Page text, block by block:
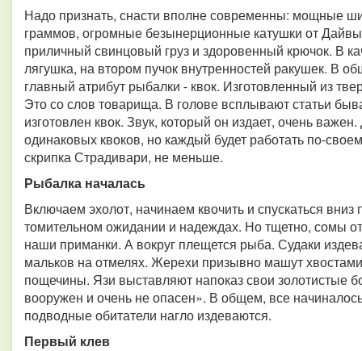
Надо признать, снасти вполне современны: мощные
граммов, огромные безынерционные катушки от
приличный свинцовый груз и здоровенный крючок. В
лягушка, на втором пучок внутренностей ракушек. В
главный атрибут рыбалки - квок. Изготовленный из
Это со слов товарища. В голове всплывают статьи
изготовлен квок. Звук, который он издает, очень
одинаковых квоков, но каждый будет работать по-
скрипка Страдивари, не меньше.
Рыбалка началась
Включаем эхолот, начинаем квочить и спускаться
томительном ожидании и надеждах. Но тщетно, сомы
наши приманки. А вокруг плещется рыба. Судаки
мальков на отмелях. Жерехи призывно машут
пощечины. Язи выставляют напоказ свои золотистые
вооружен и очень не опасен». В общем, все
подводные обитатели нагло издеваются.
Первый клев